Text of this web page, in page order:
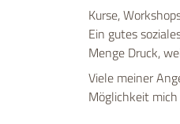
Kurse,
Ein gutes
Menge Druck,
Viele meiner
Möglichkeit